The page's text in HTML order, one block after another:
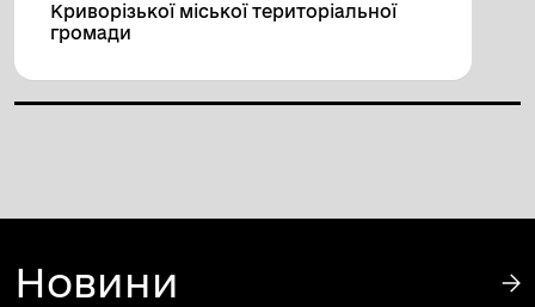
Криворізької міської територіальної
громади
Новини